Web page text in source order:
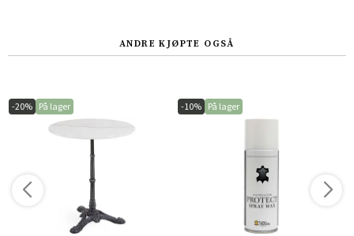
ANDRE KJØPTE OGSÅ
-20% På lager -10% På lager